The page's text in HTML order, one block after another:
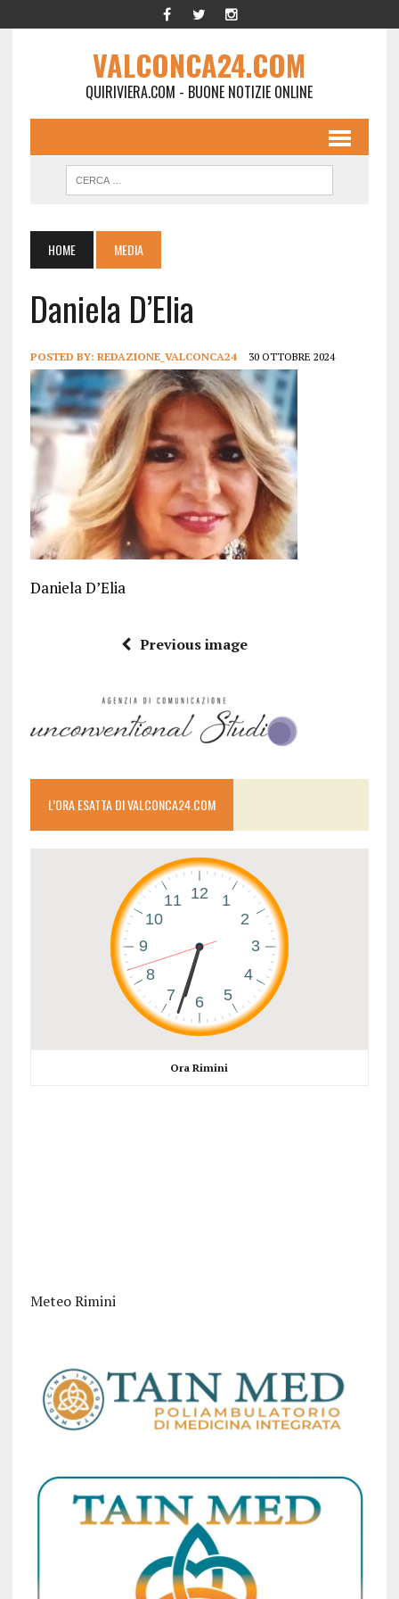
VALCONCA24.COM
QUIRIVIERA.COM - BUONE NOTIZIE ONLINE
HOME MEDIA
Daniela D’Elia
POSTED BY: REDAZIONE_VALCONCA24 30 OTTOBRE 2024
Daniela D’Elia
Previous image
L’ORA ESATTA DI VALCONCA24.COM
Ora Rimini
Meteo Rimini